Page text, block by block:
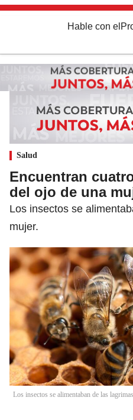
Hable con el
Salud
Encuentran
del ojo de una
Los insectos se
mujer.
Los insectos se alimentaban de las